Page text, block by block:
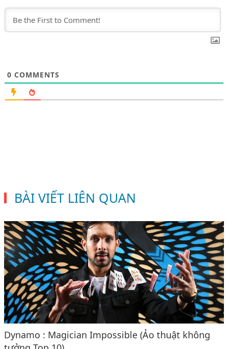
0 COMMENTS
BÀI VIẾT LIÊN QUAN
Dynamo : Magician Impossible (Ảo thuật không